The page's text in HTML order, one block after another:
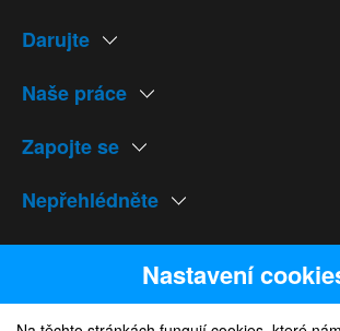
Darujte
Naše práce
Zapojte se
Nepřehlédněte
Naše weby
Nastavení